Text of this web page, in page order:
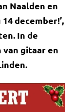
Naalden en
december!’,
In de
van gitaar en